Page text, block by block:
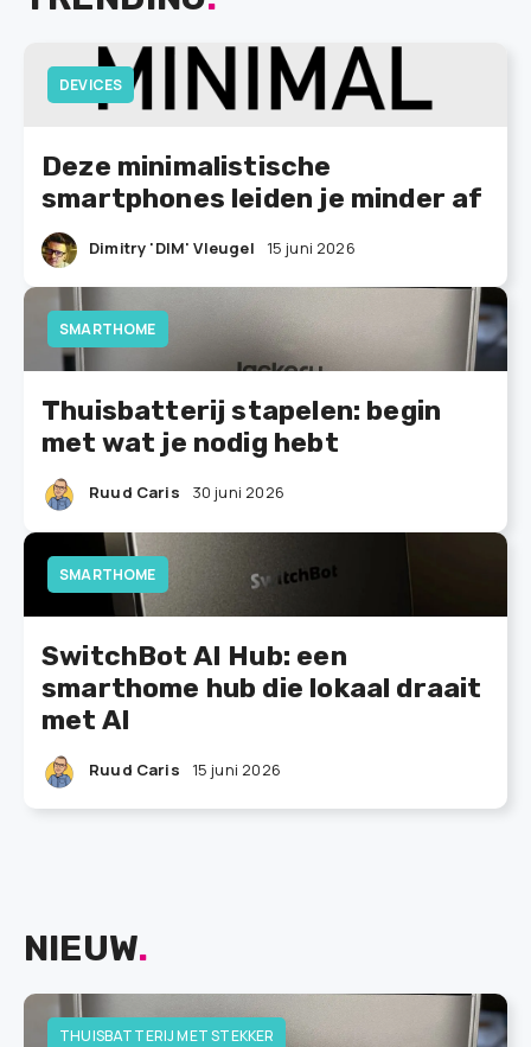
DEVICES
Deze minimalistische
smartphones leiden je minder af
Dimitry 'DIM' Vleugel 15 juni 2026
SMARTHOME
Thuisbatterij stapelen: begin
met wat je nodig hebt
Ruud Caris 30 juni 2026
SMARTHOME
SwitchBot AI Hub: een
smarthome hub die lokaal draait
met AI
Ruud Caris 15 juni 2026
NIEUW.
THUISBATTERIJ MET STEKKER